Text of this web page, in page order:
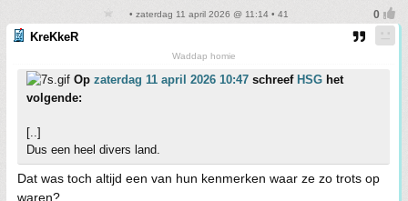
• zaterdag 11 april 2026 @ 11:14 • 41
KreKkeR
Waddap homie
Op zaterdag 11 april 2026 10:47 schreef HSG het
volgende:
[..]
Dus een heel divers land.
Dat was toch altijd een van hun kenmerken waar ze zo trots op
waren?